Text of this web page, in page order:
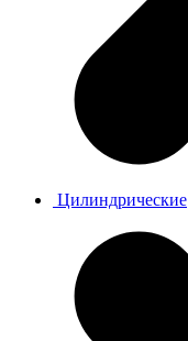
Цилиндрические